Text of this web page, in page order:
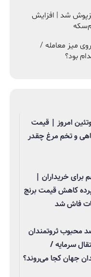
شد | افزایش
میز معامله /
بود؟
امروز | قیمت
و تخم مرغ چقدر
برای خریداران |
کاهش قیمت برنج
فاش شد
محبوب ثروتمندان
سرمایه /
جهان کجا می‌روند؟